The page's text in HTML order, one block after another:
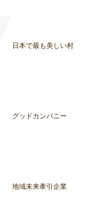
日本で最も美しい村
グッドカンパニー
地域未来牽引企業